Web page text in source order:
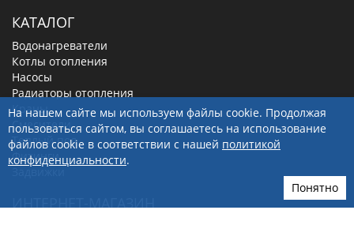
КАТАЛОГ
Водонагреватели
Котлы отопления
Насосы
Радиаторы отопления
Краны
Смесители
Теплый пол
Фитинги
ИНТЕРНЕТ-МАГАЗИН
На нашем сайте мы используем файлы cookie. Продолжая
пользоваться сайтом, вы соглашаетесь на использование
файлов cookie в соответствии с нашей политикой
конфиденциальности.
Понятно